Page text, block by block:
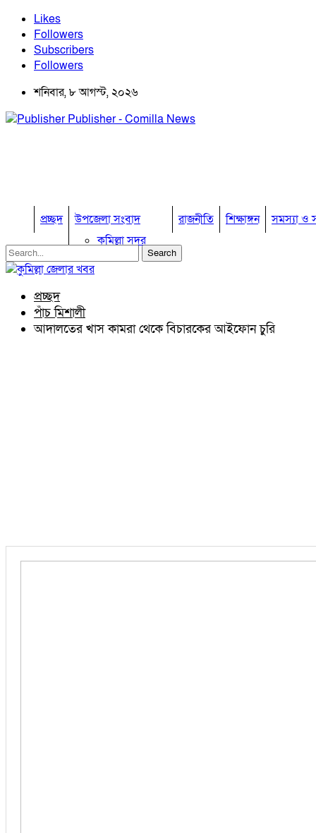
Likes
Followers
Subscribers
Followers
শনিবার, ৮ আগস্ট, ২০২৬
Publisher - Comilla News
প্রচ্ছদ
উপজেলা সংবাদ
কুমিল্লা সদর
কুমিল্লা সদর দক্ষিণ
নাঙ্গলকোট
রাজনীতি শিক্ষাঙ্গন সমস্যা ও
প্রচ্ছদ
পাঁচ মিশালী
আদালতের খাস কামরা থেকে বিচারকের আইফোন চুরি